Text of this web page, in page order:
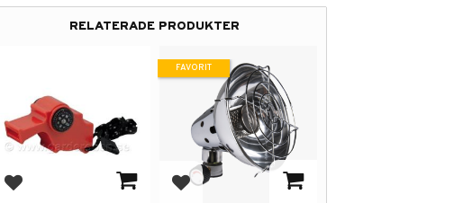
RELATERADE PRODUKTER
Lägg till i favoriter Lägg till i favoriter
FAVORIT